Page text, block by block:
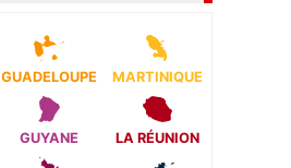
GUADELOUPE MARTINIQUE
GUYANE LA RÉUNION